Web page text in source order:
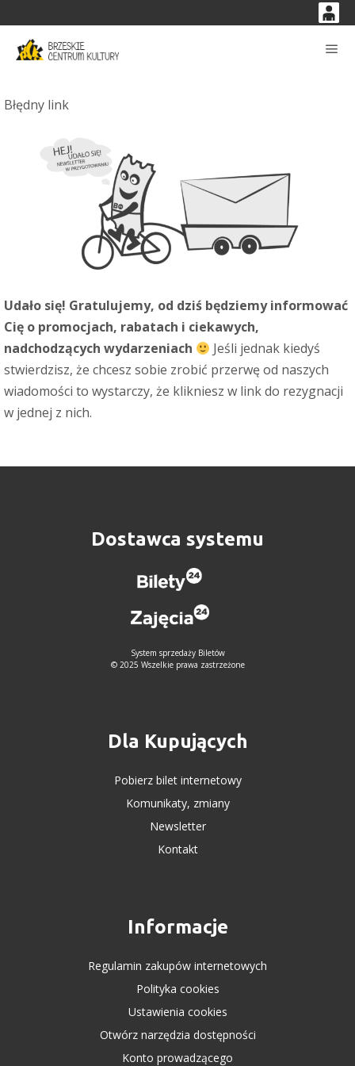
0,00
Błędny link
Udało się! Gratulujemy, od dziś będziemy informować
Cię o promocjach, rabatach i ciekawych,
nadchodzących wydarzeniach
Jeśli jednak kiedyś
stwierdzisz, że chcesz sobie zrobić przerwę od naszych
wiadomości to wystarczy, że klikniesz w link do rezygnacji
w jednej z nich.
Dostawca systemu
System sprzedaży Biletów
© 2025 Wszelkie prawa zastrzeżone
Dla Kupujących
Pobierz bilet internetowy
Komunikaty, zmiany
Newsletter
Kontakt
Informacje
Regulamin zakupów internetowych
Polityka cookies
Ustawienia cookies
Otwórz narzędzia dostępności
Konto prowadzącego